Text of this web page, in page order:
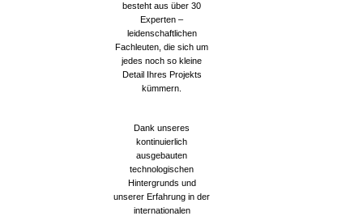
besteht aus über 30
Experten –
leidenschaftlichen
Fachleuten, die sich um
jedes noch so kleine
Detail Ihres Projekts
kümmern.
Dank unseres
kontinuierlich
ausgebauten
technologischen
Hintergrunds und
unserer Erfahrung in der
internationalen